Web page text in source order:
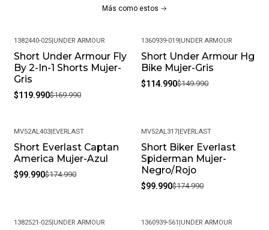
Comodidad, Soporte Y Funcionalidad.
Más como estos
-29%
1382440-025|UNDER ARMOUR
Short Under Armour Fly
By 2-In-1 Shorts Mujer-
Gris
$119.990$169.990
-23%
1360939-019|UNDER ARMOUR
Short Under Armour Hg
Bike Mujer-Gris
$114.990$149.990
-43%
MV52AL403|EVERLAST
Short Everlast Captan
America Mujer-Azul
$99.990$174.990
-43%
MV52AL317|EVERLAST
Short Biker Everlast
Spiderman Mujer-
Negro/Rojo
$99.990$174.990
1382521-025|UNDER ARMOUR 1360939-561 |UNDER ARMOUR